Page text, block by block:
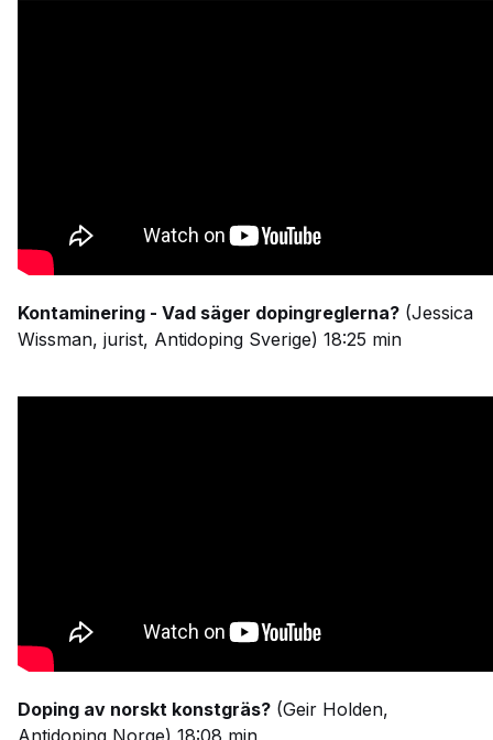
Kontaminering - Vad säger dopingreglerna? (Jessica
Wissman, jurist, Antidoping Sverige) 18:25 min
Doping av norskt konstgräs? (Geir Holden,
Antidoping Norge) 18:08 min